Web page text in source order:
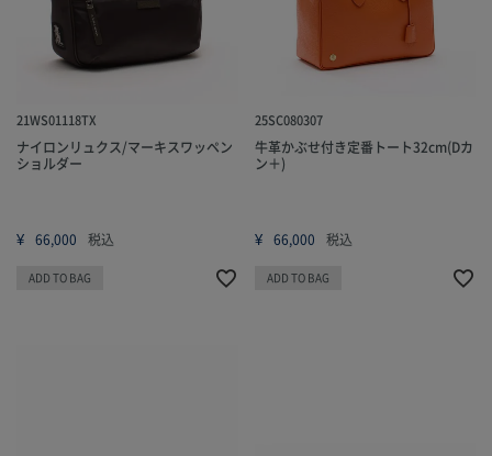
21WS01118TX
ナイロンリュクス/マーキスワッペン
ショルダー
¥ 66,000 税込
ADD TO BAG
25SC080307
牛革かぶせ付き定番トート32cm(Dカ
ン＋)
¥ 66,000 税込
ADD TO BAG